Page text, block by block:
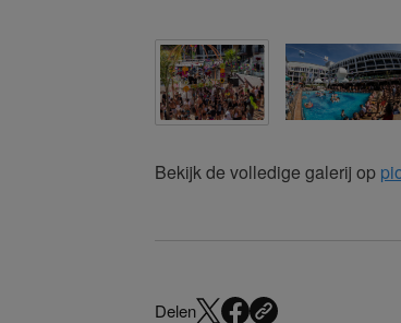
Bekijk de volledige galerij op
Delen